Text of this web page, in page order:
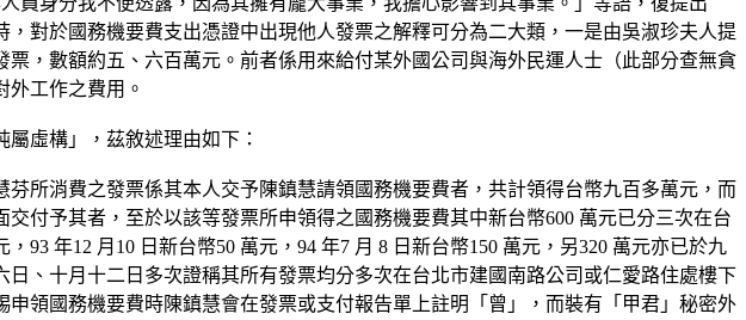
對於國務機要費支出憑證中出現他人發票之解釋可分為二大類，一是由吳淑珍夫人提
，數額約五、六百萬元。前者係用來給付某外國公司與海外民運人士（此部分查無貪
工作之費用。
虛構」，茲敘述理由如下：
所消費之發票係其本人交予陳鎮慧請領國務機要費者，共計領得台幣九百多萬元，而
付予其者，至於以該等發票所申領得之國務機要費其中新台幣600 萬元已分三次在台
93 年12 月10 日新台幣50 萬元，94 年7 月 8 日新台幣150 萬元，另320 萬元亦已於九
、十月十二日多次證稱其所有發票均分多次在台北市建國南路公司或仁愛路住處樓下
領國務機要費時陳鎮慧會在發票或支付報告單上註明「曾」，而裝有「甲君」秘密外